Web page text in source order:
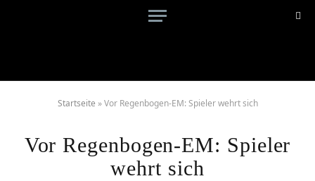
Startseite »Vor Regenbogen-EM: Spieler wehrt sich
Vor Regenbogen-EM: Spieler
wehrt sich